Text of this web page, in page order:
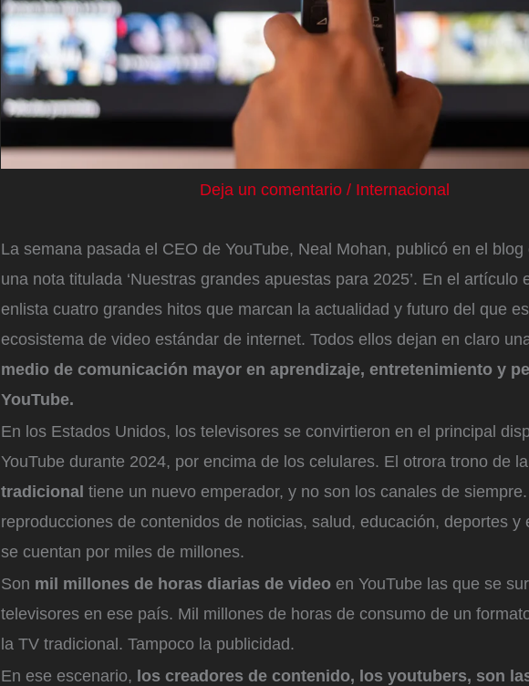
Deja un comentario / Internacional
La semana pasada el CEO de YouTube, Neal Mohan, publicó en el
una nota titulada ‘Nuestras grandes apuestas para 2025’. En el artículo
enlista cuatro grandes hitos que marcan la actualidad y futuro del que es
ecosistema de video estándar de internet. Todos ellos dejan en claro
medio de comunicación mayor en aprendizaje, entretenimiento y
YouTube.
En los Estados Unidos, los televisores se convirtieron en el principal
YouTube durante 2024, por encima de los celulares. El otrora trono de la
tradicional tiene un nuevo emperador, y no son los canales de
reproducciones de contenidos de noticias, salud, educación, deportes y
se cuentan por miles de millones.
Son mil millones de horas diarias de video en YouTube las que se
televisores en ese país. Mil millones de horas de consumo de un
la TV tradicional. Tampoco la publicidad.
En ese escenario, los creadores de contenido, los youtubers, son